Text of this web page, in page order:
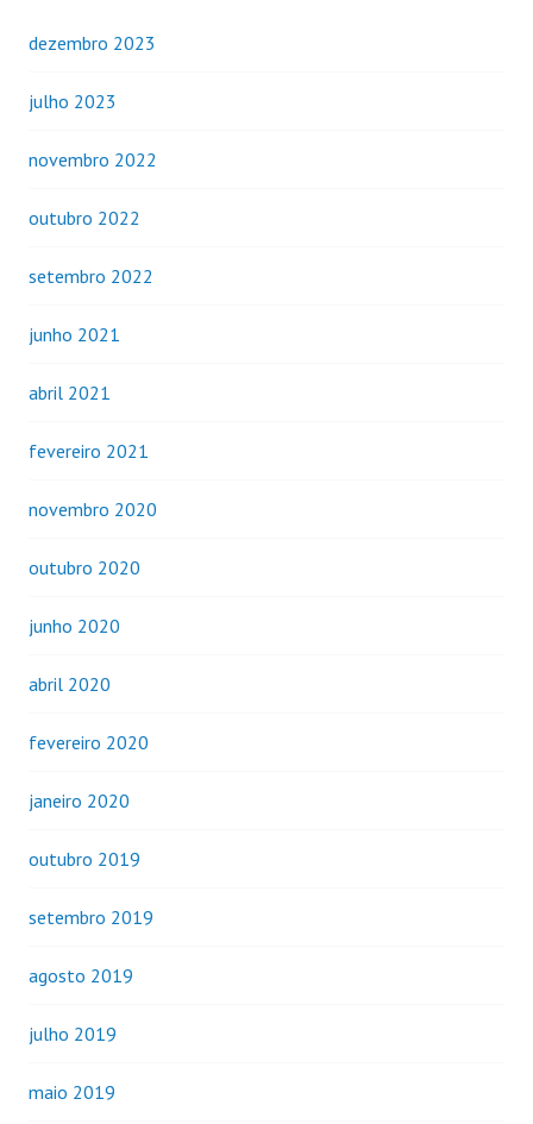
dezembro 2023
julho 2023
novembro 2022
outubro 2022
setembro 2022
junho 2021
abril 2021
fevereiro 2021
novembro 2020
outubro 2020
junho 2020
abril 2020
fevereiro 2020
janeiro 2020
outubro 2019
setembro 2019
agosto 2019
julho 2019
maio 2019